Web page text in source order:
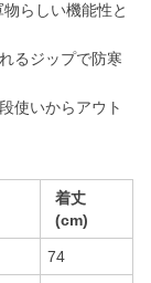
らしい機能性と
るジップで防寒
使いからアウト
着丈
(cm)
74